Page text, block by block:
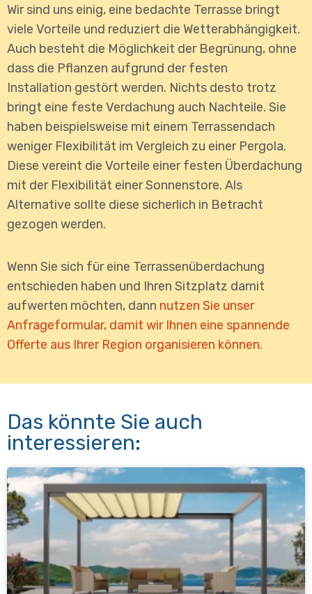
Wir sind uns einig, eine bedachte Terrasse bringt
viele Vorteile und reduziert die Wetterabhängigkeit.
Auch besteht die Möglichkeit der Begrünung, ohne
dass die Pflanzen aufgrund der festen
Installation gestört werden. Nichts desto trotz
bringt eine feste Verdachung auch Nachteile. Sie
haben beispielsweise mit einem Terrassendach
weniger Flexibilität im Vergleich zu einer Pergola.
Diese vereint die Vorteile einer festen Überdachung
mit der Flexibilität einer Sonnenstore. Als
Alternative sollte diese sicherlich in Betracht
gezogen werden.
Wenn Sie sich für eine Terrassenüberdachung
entschieden haben und Ihren Sitzplatz damit
aufwerten möchten, dann nutzen Sie unser
Anfrageformular, damit wir Ihnen eine spannende
Offerte aus Ihrer Region organisieren können.
Das könnte Sie auch
interessieren: